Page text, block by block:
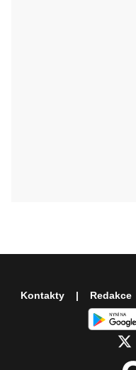
Kontakty Redakce